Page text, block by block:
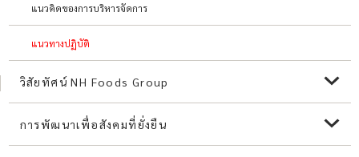
แนวคิดของการบริหารจัดการ
แนวทางปฏิบัติ
วิสัยทัศน์ NH Foods Group
การพัฒนาเพื่อสังคมที่ยั่งยืน